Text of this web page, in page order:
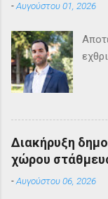
-Αυγούστου 01, 2026
Διακήρυξη
χώρου
-Αυγούστου 06, 2026